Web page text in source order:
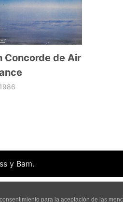
Concorde de Air
1986
y Bam.
para la aceptación de las